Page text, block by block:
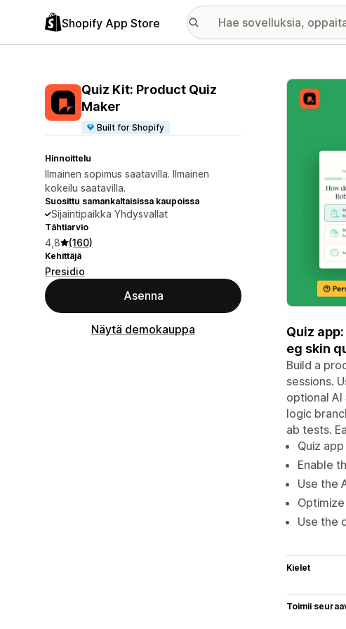
Shopify App Store
Quiz Kit: Product Quiz
Maker
Built for Shopify
Hinnoittelu
Ilmainen sopimus saatavilla. Ilmainen
kokeilu saatavilla.
Suosittu samankaltaisissa kaupoissa
Sijaintipaikka Yhdysvallat
Tähtiarvio
4,8 (160)
Kehittäjä
Presidio
Asenna
Näytä demokauppa
Quiz
eg skin
Build a
sessions.
optional
logic
ab tests.
Quiz
Enable
Use the
Use the
Kielet
Toimii